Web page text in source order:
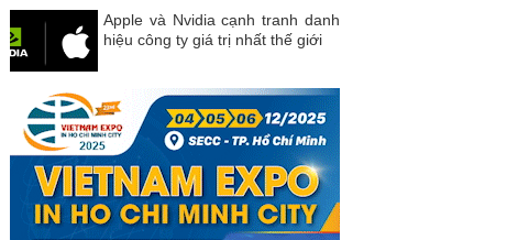
Apple và Nvidia cạnh tranh danh
hiệu công ty giá trị nhất thế giới